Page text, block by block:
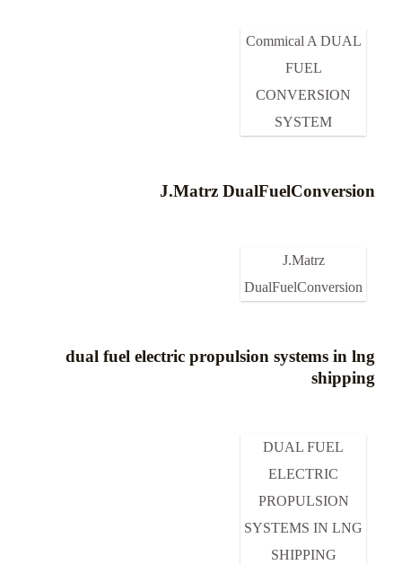
Commical A DUAL
FUEL
CONVERSION
SYSTEM
J.Matrz DualFuelConversion
J.Matrz
DualFuelConversion
dual fuel electric propulsion systems in lng
shipping
DUAL FUEL
ELECTRIC
PROPULSION
SYSTEMS IN LNG
SHIPPING​